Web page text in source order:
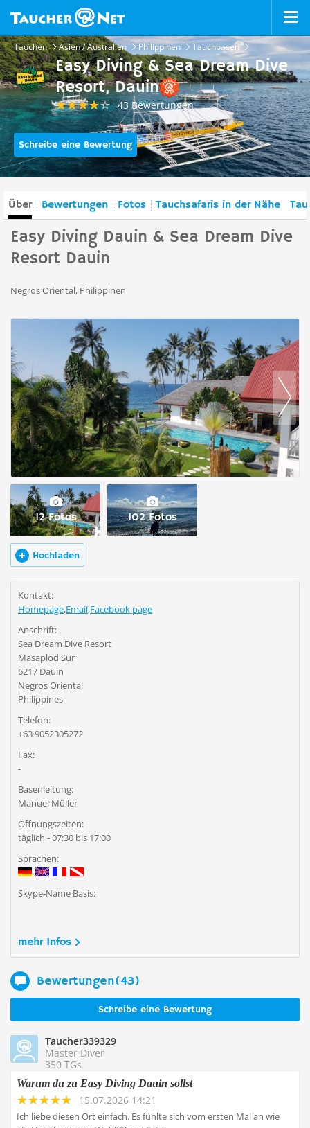
Tauchen Asien / Australien Philippinen Tauchbasen
Easy Diving & Sea Dream Dive
Resort, Dauin
43 Bewertungen
Schreibe eine Bewertung
Über Bewertungen Fotos Tauchsafaris in der Nähe
Easy Diving Dauin & Sea Dream Dive
Resort Dauin
Negros Oriental, Philippinen
12 Fotos 102 Fotos
Hochladen
Kontakt:
Homepage,Email,Facebook page
Anschrift:
Sea Dream Dive Resort
Masaplod Sur
6217 Dauin
Negros Oriental
Philippines
Telefon:
‭+63 9052305272
Fax:
-
Basenleitung:
Manuel Müller
Öffnungszeiten:
täglich - 07:30 bis 17:00
Sprachen:
Skype-Name Basis:
mehr Infos
Bewertungen(43)
Schreibe eine Bewertung
Taucher339329
Master Diver
350 TGs
Warum du zu Easy Diving Dauin sollst
15.07.2026 14:21
Ich liebe diesen Ort einfach. Es fühlte sich vom ersten Mal an wie